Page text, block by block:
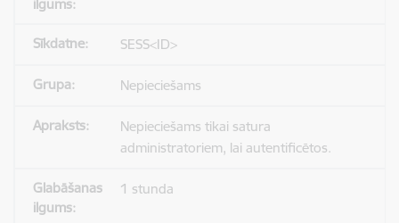
SESS<ID>
Nepieciešams
Nepieciešams tikai satura
administratoriem, lai autentificētos.
1 stunda